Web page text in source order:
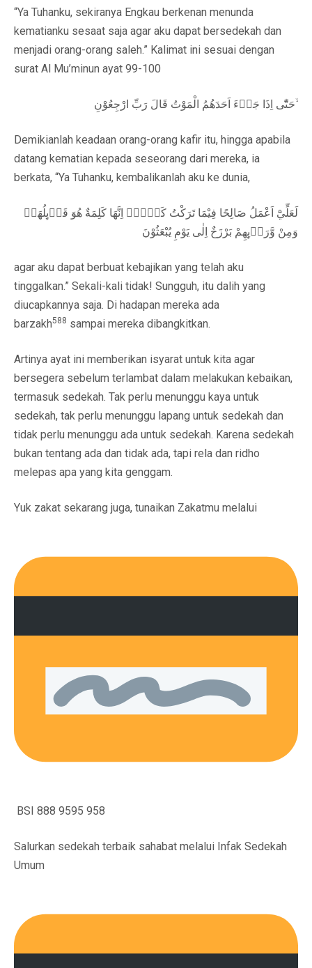
“Ya Tuhanku, sekiranya Engkau berkenan menunda
kematianku sesaat saja agar aku dapat bersedekah dan
menjadi orang-orang saleh.” Kalimat ini sesuai dengan
surat Al Mu’minun ayat 99-100
حَتّٰٓى اِذَا جَاۤءَ اَحَدَهُمُ الْمَوْتُ قَالَ رَبِّ ارْجِعُوْنِ ۙ
Demikianlah keadaan orang-orang kafir itu, hingga apabila
datang kematian kepada seseorang dari mereka, ia
berkata, “Ya Tuhanku, kembalikanlah aku ke dunia,
لَعَلِّيْٓ اَعْمَلُ صَالِحًا فِيْمَا تَرَكْتُ كَلَّاۗ اِنَّهَا كَلِمَةٌ هُوَ قَاۤىِٕلُهَاۗ
وَمِنْ وَّرَاۤىِٕهِمْ بَرْزَخٌ اِلٰى يَوْمِ يُبْعَثُوْنَ
agar aku dapat berbuat kebajikan yang telah aku
tinggalkan.” Sekali-kali tidak! Sungguh, itu dalih yang
diucapkannya saja. Di hadapan mereka ada
barzakh588 sampai mereka dibangkitkan.
Artinya ayat ini memberikan isyarat untuk kita agar
bersegera sebelum terlambat dalam melakukan kebaikan,
termasuk sedekah. Tak perlu menunggu kaya untuk
sedekah, tak perlu menunggu lapang untuk sedekah dan
tidak perlu menunggu ada untuk sedekah. Karena sedekah
bukan tentang ada dan tidak ada, tapi rela dan ridho
melepas apa yang kita genggam.
Yuk zakat sekarang juga, tunaikan Zakatmu melalui
BSI 888 9595 958
Salurkan sedekah terbaik sahabat melalui Infak Sedekah
Umum